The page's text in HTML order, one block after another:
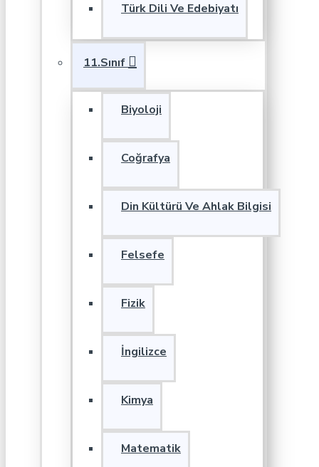
Türk Dili Ve Edebiyatı
11.Sınıf
Biyoloji
Coğrafya
Din Kültürü Ve Ahlak Bilgisi
Felsefe
Fizik
İngilizce
Kimya
Matematik